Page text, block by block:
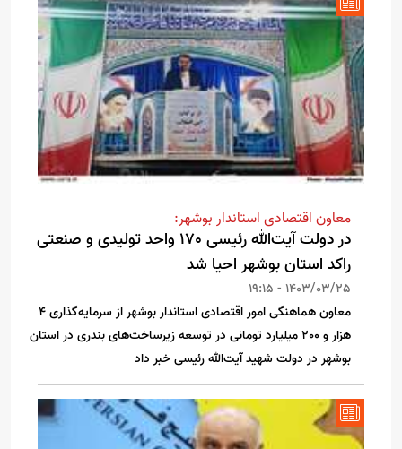
معاون اقتصادی استاندار بوشهر:
در دولت آیت‌الله رئیسی 170 واحد تولیدی و صنعتی
راکد استان بوشهر احیا شد
1403/03/25 - 19:15
معاون هماهنگی امور اقتصادی استاندار بوشهر از سرمایه‌گذاری 4
هزار و 200 میلیارد تومانی در توسعه زیرساخت‌های بندری در استان
بوشهر در دولت شهید آیت‌الله رئیسی خبر داد